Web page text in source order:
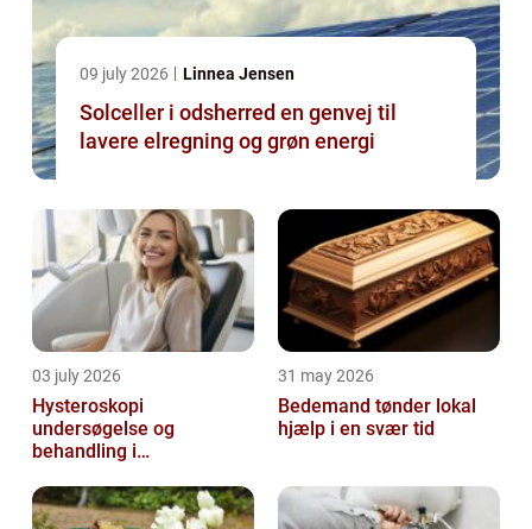
09 july 2026 Linnea Jensen
Solceller i odsherred en genvej til
lavere elregning og grøn energi
03 july 2026
Hysteroskopi
undersøgelse og
behandling i
31 may 2026
Bedemand tønder lokal
hjælp i en svær tid